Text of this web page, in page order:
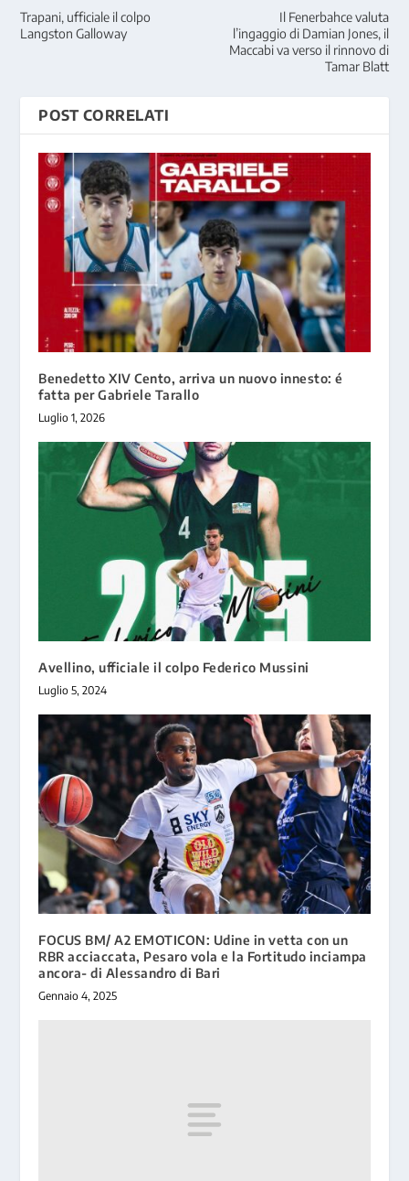
Trapani, ufficiale il colpo
Langston Galloway
Il Fenerbahce valuta
l’ingaggio di Damian Jones, il
Maccabi va verso il rinnovo di
Tamar Blatt
POST CORRELATI
Benedetto XIV Cento, arriva un nuovo innesto: é
fatta per Gabriele Tarallo
Luglio 1, 2026
Avellino, ufficiale il colpo Federico Mussini
Luglio 5, 2024
FOCUS BM/ A2 EMOTICON: Udine in vetta con un
RBR acciaccata, Pesaro vola e la Fortitudo inciampa
ancora- di Alessandro di Bari
Gennaio 4, 2025